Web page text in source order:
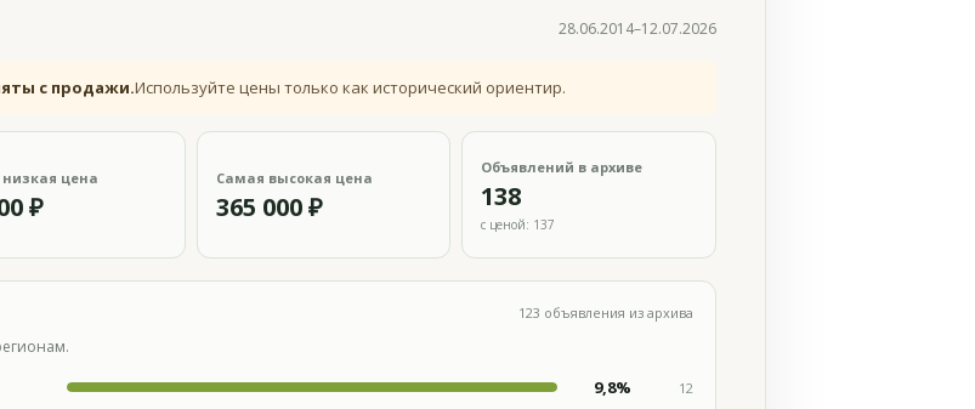
28.06.2014–12.07.2026
с продажи.Используйте цены только как исторический ориентир.
цена
₽
Самая высокая цена
365 000 ₽
Объявлений в архиве
138
с ценой: 137
123 объявления из архива
9,8%
12